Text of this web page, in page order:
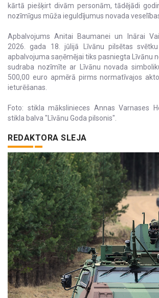
kārtā piešķirt divām personām, tādējādi
nozīmīgus mūža ieguldījumus novada
Apbalvojums Anitai Baumanei un Inārai
2026. gada 18. jūlijā Līvānu pilsētas
apbalvojuma saņēmējai tiks pasniegta Līvānu
sudraba nozīmīte ar Līvānu novada
500,00 euro apmērā pirms normatīvajos
ieturēšanas.
Foto: stikla mākslinieces Annas Varnases
stikla balva "Līvānu Goda pilsonis".
REDAKTORA SLEJA